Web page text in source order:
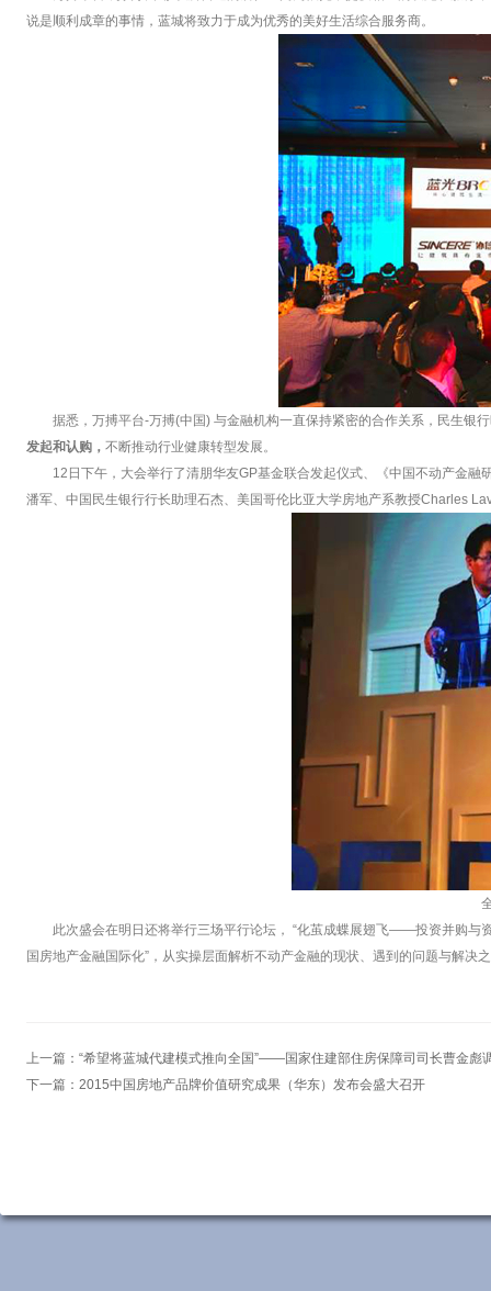
说是顺利成章的事情，蓝城将致力于成为优秀的美好生活综合服务商。
据悉，万搏平台-万搏(中国) 与金融机构一直保持紧密的合作关系，民生银
发起和认购， 不断推动行业健康转型发展。
12日下午，大会举行了清朋华友GP基金联合发起仪式、《中国不动产金
潘军、中国民生银行行长助理石杰、美国哥伦比亚大学房地产系教授Charles
此次盛会在明日还将举行三场平行论坛， “化茧成蝶展翅飞——投资并购
国房地产金融国际化”，从实操层面解析不动产金融的现状、遇到的问题与解决
上一篇： “希望将蓝城代建模式推向全国”——国家住建部住房保障司司长曹金彪
下一篇： 2015中国房地产品牌价值研究成果（华东）发布会盛大召开